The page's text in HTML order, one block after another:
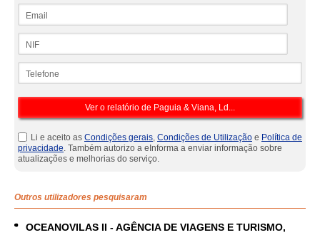
Li e aceito as Condições gerais, Condições de Utilização e Política de
privacidade. Também autorizo a eInforma a enviar informação sobre
atualizações e melhorias do serviço.
Outros utilizadores pesquisaram
OCEANOVILAS II - AGÊNCIA DE VIAGENS E TURISMO,